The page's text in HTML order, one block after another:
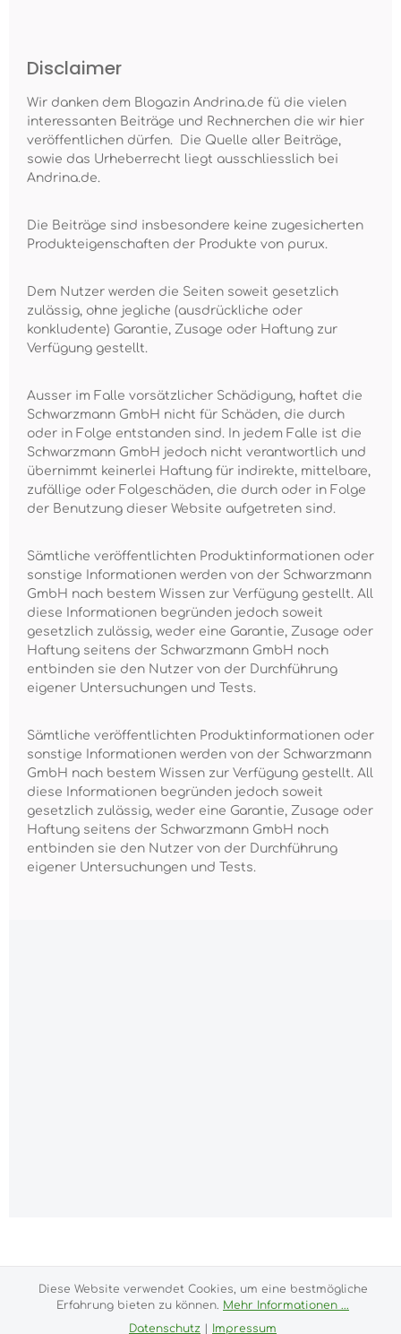
Disclaimer
Wir danken dem Blogazin Andrina.de fü die vielen
interessanten Beiträge und Rechnerchen die wir hier
veröffentlichen dürfen. Die Quelle aller Beiträge,
sowie das Urheberrecht liegt ausschliesslich bei
Andrina.de.
Die Beiträge sind insbesondere keine zugesicherten
Produkteigenschaften der Produkte von purux.
Dem Nutzer werden die Seiten soweit gesetzlich
zulässig, ohne jegliche (ausdrückliche oder
konkludente) Garantie, Zusage oder Haftung zur
Verfügung gestellt.
Ausser im Falle vorsätzlicher Schädigung, haftet die
Schwarzmann GmbH nicht für Schäden, die durch
oder in Folge entstanden sind. In jedem Falle ist die
Schwarzmann GmbH jedoch nicht verantwortlich und
übernimmt keinerlei Haftung für indirekte, mittelbare,
zufällige oder Folgeschäden, die durch oder in Folge
der Benutzung dieser Website aufgetreten sind.
Sämtliche veröffentlichten Produktinformationen oder
sonstige Informationen werden von der Schwarzmann
GmbH nach bestem Wissen zur Verfügung gestellt. All
diese Informationen begründen jedoch soweit
gesetzlich zulässig, weder eine Garantie, Zusage oder
Haftung seitens der Schwarzmann GmbH noch
entbinden sie den Nutzer von der Durchführung
eigener Untersuchungen und Tests.
Sämtliche veröffentlichten Produktinformationen oder
sonstige Informationen werden von der Schwarzmann
GmbH nach bestem Wissen zur Verfügung gestellt. All
diese Informationen begründen jedoch soweit
gesetzlich zulässig, weder eine Garantie, Zusage oder
Haftung seitens der Schwarzmann GmbH noch
entbinden sie den Nutzer von der Durchführung
eigener Untersuchungen und Tests.
ImpressumVersand- und Zahlungsbedingungen
Allgemeine GeschäftsbedingungenWiderrufsrecht
Diese Website verwendet Cookies, um eine bestmögliche
Erfahrung bieten zu können. Mehr Informationen ...
Datenschutz
Impressum